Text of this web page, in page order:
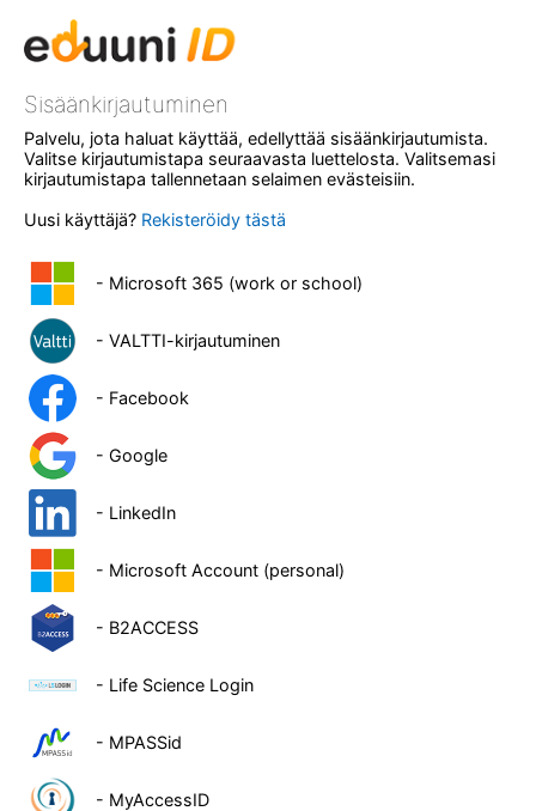
Sisäänkirjautuminen
Palvelu, jota haluat käyttää, edellyttää sisäänkirjautumista.
Valitse kirjautumistapa seuraavasta luettelosta. Valitsemasi
kirjautumistapa tallennetaan selaimen evästeisiin.
Uusi käyttäjä? Rekisteröidy tästä
- Microsoft 365 (work or school)
- VALTTI-kirjautuminen
- Facebook
- Google
- LinkedIn
- Microsoft Account (personal)
- B2ACCESS
- Life Science Login
- MPASSid
- MyAccessID